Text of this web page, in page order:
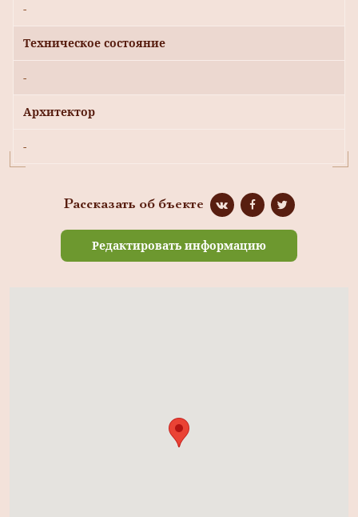
-
Техническое состояние
-
Архитектор
-
Рассказать об бъекте
Редактировать информацию